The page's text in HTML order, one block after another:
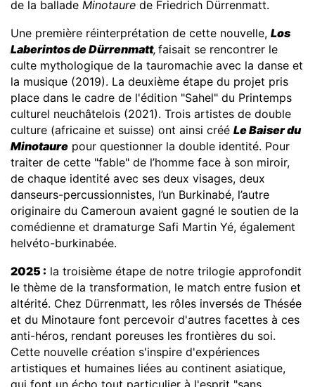
de la ballade Minotaure de Friedrich Dürrenmatt.
Une première réinterprétation de cette nouvelle, Los
Laberintos de Dürrenmatt, faisait se rencontrer le
culte mythologique de la tauromachie avec la danse et
la musique (2019). La deuxième étape du projet pris
place dans le cadre de l'édition "Sahel" du Printemps
culturel neuchâtelois (2021). Trois artistes de double
culture (africaine et suisse) ont ainsi créé Le Baiser du
Minotaure pour questionner la double identité. Pour
traiter de cette "fable" de l’homme face à son miroir,
de chaque identité avec ses deux visages, deux
danseurs-percussionnistes, l’un Burkinabé, l’autre
originaire du Cameroun avaient gagné le soutien de la
comédienne et dramaturge Safi Martin Yé, également
helvéto-burkinabée.
2025 : la troisième étape de notre trilogie approfondit
le thème de la transformation, le match entre fusion et
altérité. Chez Dürrenmatt, les rôles inversés de Thésée
et du Minotaure font percevoir d'autres facettes à ces
anti-héros, rendant poreuses les frontières du soi.
Cette nouvelle création s'inspire d'expériences
artistiques et humaines liées au continent asiatique,
qui font un écho tout particulier à l'esprit "sans